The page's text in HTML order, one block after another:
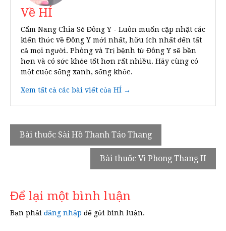
Về HÍ
Cẩm Nang Chia Sẻ Đông Y - Luôn muốn cập nhật các
kiến thức về Đông Y mới nhất, hữu ích nhất đến tất
cả mọi người. Phòng và Trị bệnh từ Đông Y sẽ bền
hơn và có sức khỏe tốt hơn rất nhiều. Hãy cùng có
một cuộc sống xanh, sống khỏe.
Xem tất cả các bài viết của HÍ →
Điều
hướng
Bài thuốc Sài Hồ Thanh Táo Thang
Bài thuốc Vị Phong Thang II
Để lại một bình luận
Bạn phải đăng nhập để gửi bình luận.